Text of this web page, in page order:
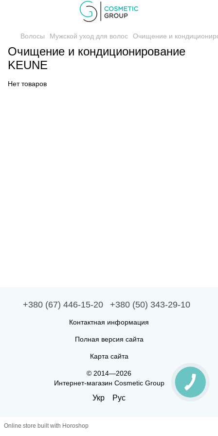
Волосы Мужской уход для волос Очищение и
Очищение и кондиционирование
KEUNE
Нет товаров
+380 (67) 446-15-20 +380 (50) 343-29-10
Контактная информация
Полная версия сайта
Карта сайта
© 2014—2026
Интернет-магазин Cosmetic Group
Укр Рус
Online store built with Horoshop